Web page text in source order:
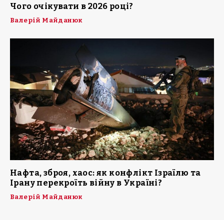
Чого очікувати в 2026 році?
Валерій Майданюк
Нафта, зброя, хаос: як конфлікт Ізраїлю та
Ірану перекроїть війну в Україні?
Валерій Майданюк